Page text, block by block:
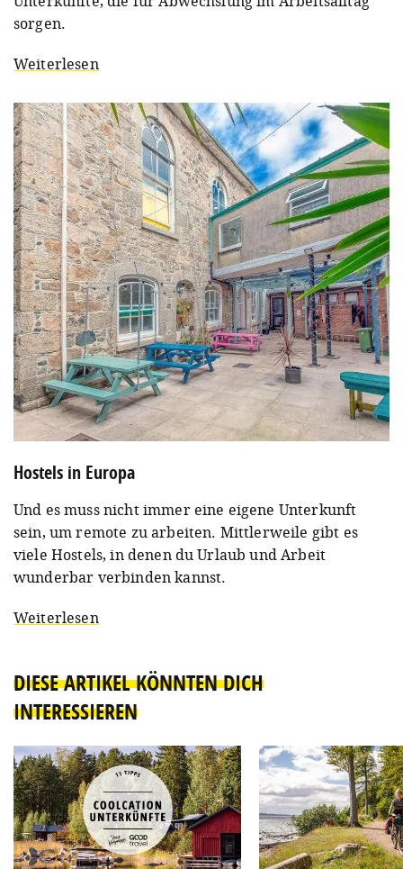
sorgen.
Weiterlesen
Hostels in Europa
Und es muss nicht immer eine eigene Unterkunft
sein, um remote zu arbeiten. Mittlerweile gibt es
viele Hostels, in denen du Urlaub und Arbeit
wunderbar verbinden kannst.
Weiterlesen
DIESE ARTIKEL KÖNNTEN DICH
INTERESSIEREN